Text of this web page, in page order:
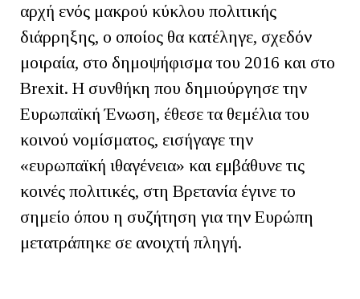
αρχή ενός μακρού κύκλου πολιτικής
διάρρηξης, ο οποίος θα κατέληγε, σχεδόν
μοιραία, στο δημοψήφισμα του 2016 και στο
Brexit. Η συνθήκη που δημιούργησε την
Ευρωπαϊκή Ένωση, έθεσε τα θεμέλια του
κοινού νομίσματος, εισήγαγε την
«ευρωπαϊκή ιθαγένεια» και εμβάθυνε τις
κοινές πολιτικές, στη Βρετανία έγινε το
σημείο όπου η συζήτηση για την Ευρώπη
μετατράπηκε σε ανοιχτή πληγή.